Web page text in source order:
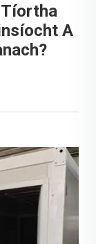
Tíortha
A